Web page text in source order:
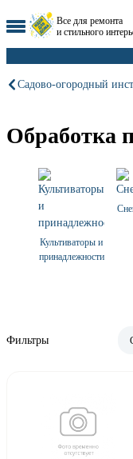
Все для ремонта
и стильного
Садово-огородный
Обработка
Культиваторы и
принадлежности
Фильтры